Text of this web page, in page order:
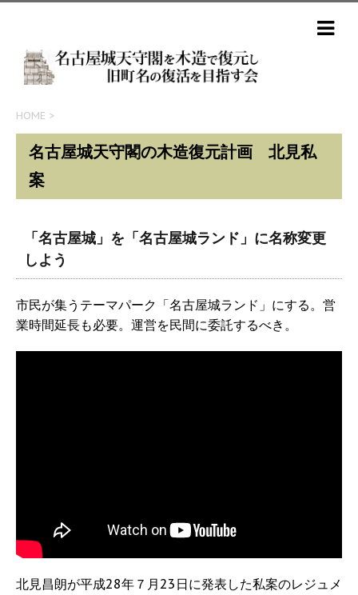
HOME >
名古屋城天守閣の木造復元計画 北見私
案
「名古屋城」を「名古屋城ランド」に名称変更
しよう
市民が集うテーマパーク「名古屋城ランド」にする。営
業時間延長も必要。運営を民間に委託するべき。
北見昌朗が平成28年７月23日に発表した私案のレジュメ